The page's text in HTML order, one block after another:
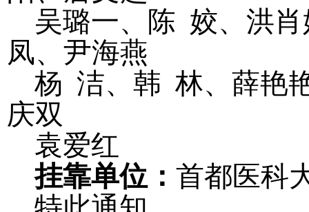
吴璐一、陈 姣、洪
凤、尹海燕
杨 洁、韩 林、薛艳
庆双
袁爱红
挂靠单位：首都医科